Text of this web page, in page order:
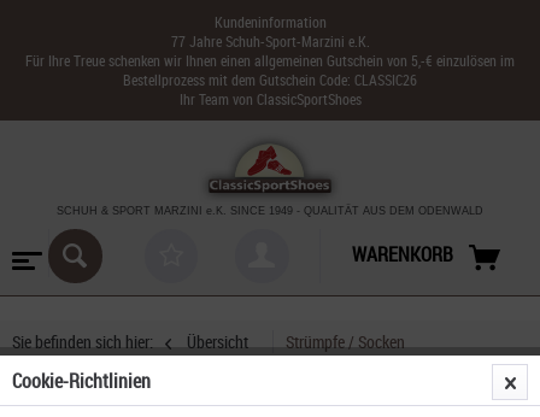
Kundeninformation
77 Jahre Schuh-Sport-Marzini e.K.
Für Ihre Treue schenken wir Ihnen einen allgemeinen Gutschein von 5,-€ einzulösen im
Bestellprozess mit dem Gutschein Code: CLASSIC26
Ihr Team von ClassicSportShoes
SCHUH & SPORT MARZINI e.K. SINCE 1949 - QUALITÄT AUS DEM ODENWALD
WARENKORB
Sie befinden sich hier: Übersicht Strümpfe / Socken
Cookie-Richtlinien